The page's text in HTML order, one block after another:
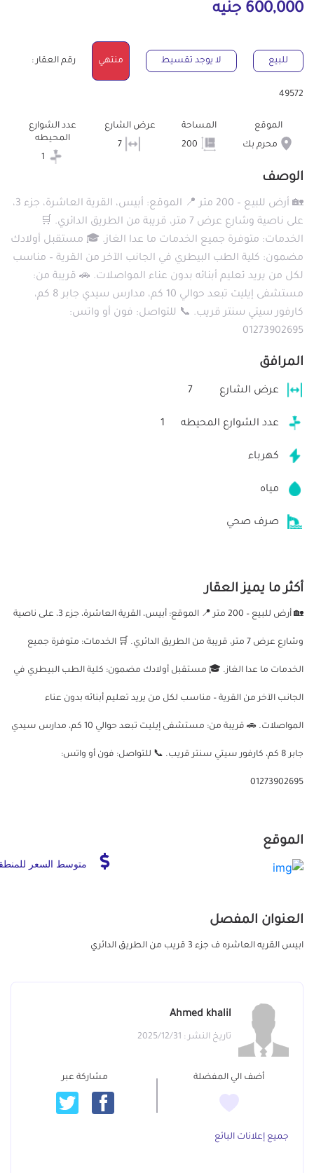
600,000 جنيه
للبيع لا يوجد تقسيط منتهي رقم العقار :
49572
الموقع
محرم بك
المساحة
عرض الشارع
عدد الشوارع
المحيطه
الوصف
🏡 أرض للبيع – 200 متر 📍 الموقع: أبيس، القرية العاشرة، جزء 3،
على ناصية وشارع عرض 7 متر، قريبة من الطريق الدائري. 🛒
الخدمات: متوفرة جميع الخدمات ما عدا الغاز. 🎓 مستقبل أولادك
مضمون: كلية الطب البيطري في الجانب الآخر من القرية – مناسب
لكل من يريد تعليم أبنائه بدون عناء المواصلات. 🚗 قريبة من:
مستشفى إيليت تبعد حوالي 10 كم، مدارس سيدي جابر 8 كم،
كارفور سيتي سنتر قريب. 📞 للتواصل: فون أو واتس:
01273902695
المرافق
عرض الشارع 7
عدد الشوارع المحيطه 1
كهرباء
مياه
صرف صحي
أكثر ما يميز العقار
🏡 أرض للبيع – 200 متر 📍 الموقع: أبيس، القرية العاشرة، جزء 3، على ناصية
وشارع عرض 7 متر، قريبة من الطريق الدائري. 🛒 الخدمات: متوفرة جميع
الخدمات ما عدا الغاز. 🎓 مستقبل أولادك مضمون: كلية الطب البيطري في
الجانب الآخر من القرية – مناسب لكل من يريد تعليم أبنائه بدون عناء
المواصلات. 🚗 قريبة من: مستشفى إيليت تبعد حوالي 10 كم، مدارس سيدي
جابر 8 كم، كارفور سيتي سنتر قريب. 📞 للتواصل: فون أو واتس:
01273902695
الموقع
متوسط السعر
العنوان المفصل
ابيس القريه العاشره ف جزء 3 قريب من الطريق الدائري
Ahmed khalil
تاريخ النشر : 2025/12/31
أضف الي المفضلة مشاركة عبر
جميع إعلانات البائع